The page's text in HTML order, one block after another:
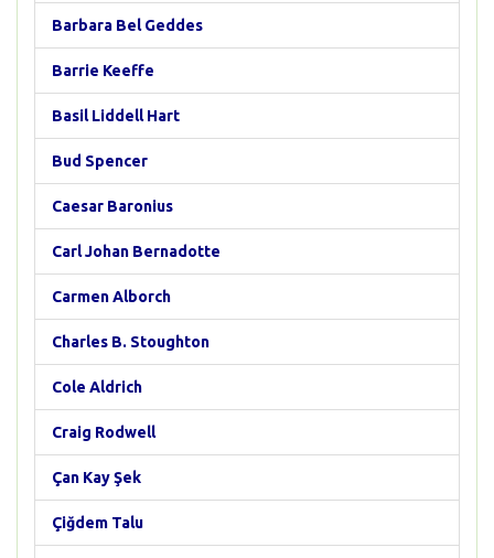
Barbara Bel Geddes
Barrie Keeffe
Basil Liddell Hart
Bud Spencer
Caesar Baronius
Carl Johan Bernadotte
Carmen Alborch
Charles B. Stoughton
Cole Aldrich
Craig Rodwell
Çan Kay Şek
Çiğdem Talu